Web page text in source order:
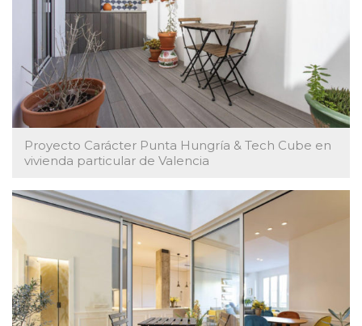
Proyecto Carácter Punta Hungría & Tech Cube en
vivienda particular de Valencia